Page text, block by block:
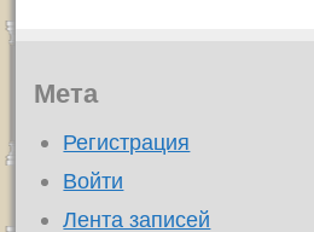
Мета
Регистрация
Войти
Лента записей